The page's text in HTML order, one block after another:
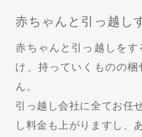
赤ちゃんと引っ越し
赤ちゃんと引っ越しを
け、持っていくものの
ん。
引っ越し会社に全てお任
し料金も上がりますし、